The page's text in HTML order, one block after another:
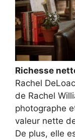
Richesse
Rachel
de Rachel
photographe
valeur nette
De plus, elle